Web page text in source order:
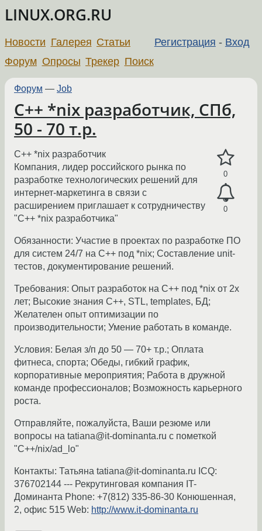
LINUX.ORG.RU
Регистрация - Вход
Новости Галерея Статьи
Форум Опросы Трекер Поиск
Форум — Job
С++ *nix разработчик, СПб,
50 - 70 т.р.
0
0
С++ *nix разработчик
Компания, лидер российского рынка по
разработке технологических решений для
интернет-маркетинга в связи с
расширением приглашает к сотрудничеству
"С++ *nix разработчика"
Обязанности: Участие в проектах по разработке ПО
для систем 24/7 на С++ под *nix; Составление unit-
тестов, документирование решений.
Требования: Опыт разработок на С++ под *nix от 2х
лет; Высокие знания С++, STL, templates, БД;
Желателен опыт оптимизации по
производительности; Умение работать в команде.
Условия: Белая з/п до 50 — 70+ т.р.; Оплата
фитнеса, спорта; Обеды, гибкий график,
корпоративные мероприятия; Работа в дружной
команде профессионалов; Возможность карьерного
роста.
Отправляйте, пожалуйста, Ваши резюме или
вопросы на tatiana@it-dominanta.ru с пометкой
"С++/nix/ad_lo"
Контакты: Татьяна tatiana@it-dominanta.ru ICQ:
376702144 --- Рекрутинговая компания IT-
Доминанта Phone: +7(812) 335-86-30 Конюшенная,
2, офис 515 Web: http://www.it-dominanta.ru